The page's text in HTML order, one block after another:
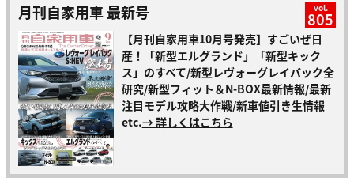
月刊自家用車 最新号 vol.
805
【月刊自家用車10月号発売】すごいぜ日
産！「新型エルグランド」「新型キック
ス」のすべて/新型レヴォーグレイバック全
研究/新型フィット＆N-BOX最新情報/最新
注目モデル攻略大作戦/新車値引き生情報
etc.→ 詳しくはこちら